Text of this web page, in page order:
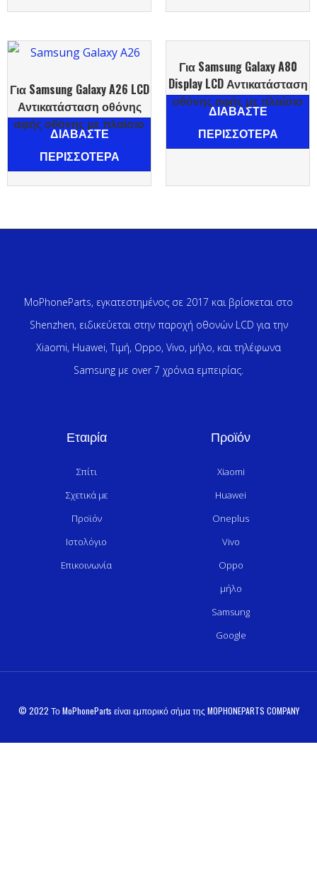
Για Samsung Galaxy A26 LCD
Αντικατάσταση οθόνης
αφής οθόνης με πλαίσιο
ΔΙΑΒΆΣΤΕ
ΠΕΡΙΣΣΌΤΕΡΑ
Για Samsung Galaxy A80
Display LCD Αντικατάσταση
οθόνης αφής με πλαίσιο
ΔΙΑΒΆΣΤΕ
ΠΕΡΙΣΣΌΤΕΡΑ
MoPhoneParts, εγκατεστημένος σε 2017 και βρίσκεται στο
Shenzhen, ειδικεύεται στην παροχή οθονών LCD για την
Xiaomi, Huawei, Τιμή, Oppo, Vivo, μήλο, και τηλέφωνα
Samsung με over 7 χρόνια εμπειρίας.
Εταιρία
Σπίτι
Σχετικά με
Προϊόν
Ιστολόγιο
Επικοινωνία
Προϊόν
Xiaomi
Huawei
Oneplus
Vivo
Oppo
μήλο
Samsung
Google
© 2022 Το MoPhoneParts είναι εμπορικό σήμα της MOPHONEPARTS COMPANY